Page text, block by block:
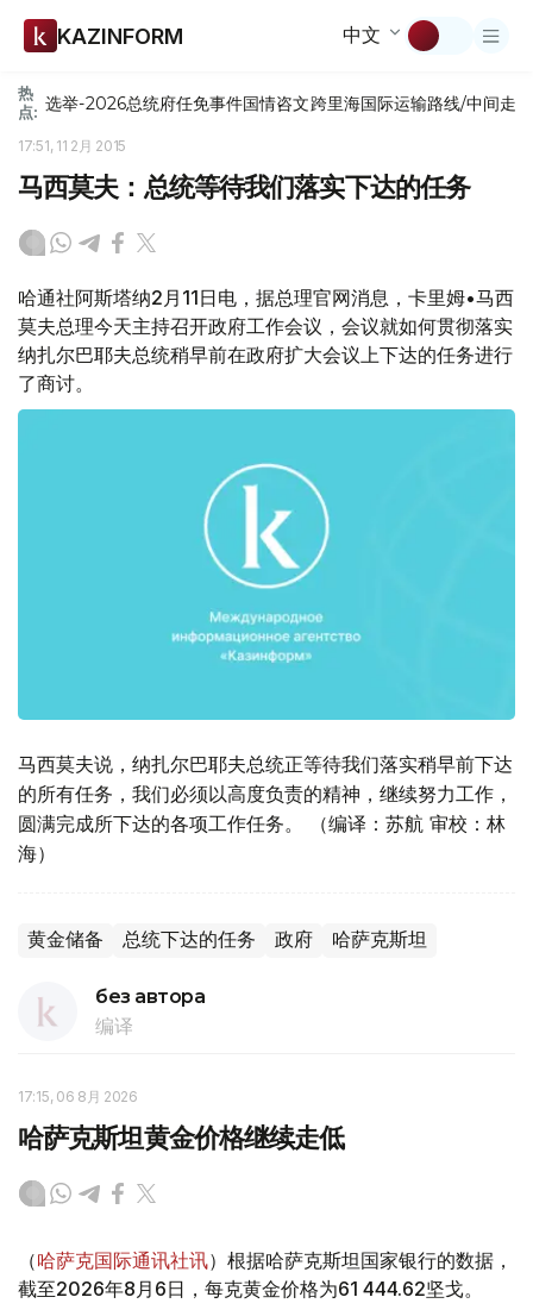
KAZINFORM 中文
热
点: 选举-2026总统府任免事件国情咨文跨里海国际运输路线/中间走廊
17:51, 11 2月 2015
马西莫夫：总统等待我们落实下达的任务
哈通社阿斯塔纳2月11日电，据总理官网消息，卡里姆•马西
莫夫总理今天主持召开政府工作会议，会议就如何贯彻落实
纳扎尔巴耶夫总统稍早前在政府扩大会议上下达的任务进行
了商讨。
马西莫夫说，纳扎尔巴耶夫总统正等待我们落实稍早前下达
的所有任务，我们必须以高度负责的精神，继续努力工作，
圆满完成所下达的各项工作任务。 （编译：苏航 审校：林
海）
黄金储备 总统下达的任务 政府 哈萨克斯坦
без автора
编译
17:15, 06 8月 2026
哈萨克斯坦黄金价格继续走低
（哈萨克国际通讯社讯）根据哈萨克斯坦国家银行的数据，
截至2026年8月6日，每克黄金价格为61 444.62坚戈。